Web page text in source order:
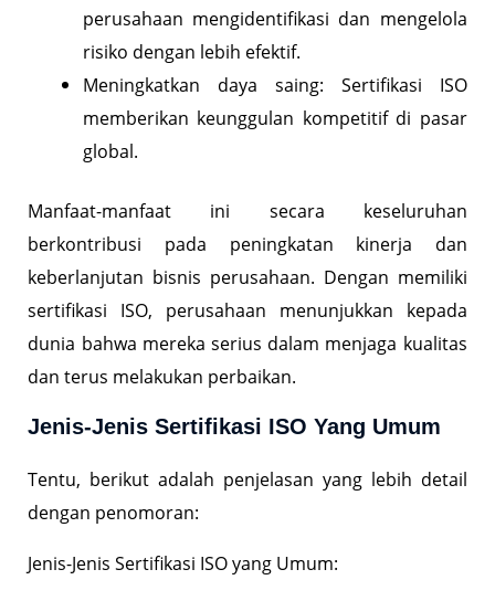
perusahaan mengidentifikasi dan mengelola
risiko dengan lebih efektif.
Meningkatkan daya saing: Sertifikasi ISO
memberikan keunggulan kompetitif di pasar
global.
Manfaat-manfaat ini secara keseluruhan
berkontribusi pada peningkatan kinerja dan
keberlanjutan bisnis perusahaan. Dengan memiliki
sertifikasi ISO, perusahaan menunjukkan kepada
dunia bahwa mereka serius dalam menjaga kualitas
dan terus melakukan perbaikan.
Jenis-Jenis Sertifikasi ISO Yang Umum
Tentu, berikut adalah penjelasan yang lebih detail
dengan penomoran:
Jenis-Jenis Sertifikasi ISO yang Umum: